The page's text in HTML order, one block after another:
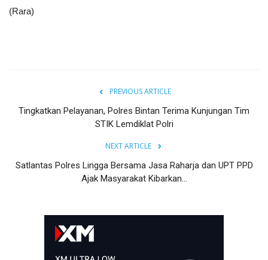
(Rara)
PREVIOUS ARTICLE
Tingkatkan Pelayanan, Polres Bintan Terima Kunjungan Tim
STIK Lemdiklat Polri
NEXT ARTICLE
Satlantas Polres Lingga Bersama Jasa Raharja dan UPT PPD
Ajak Masyarakat Kibarkan...